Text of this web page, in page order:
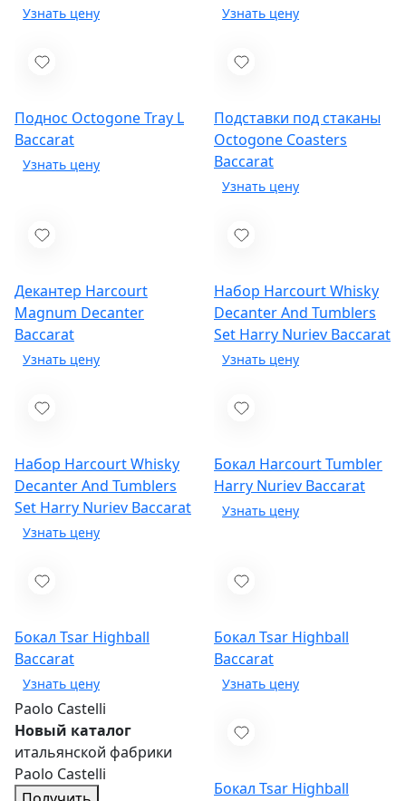
Поднос Octogone Tray L
Baccarat
Подставки под стаканы
Octogone Coasters
Baccarat
Декантер Harcourt
Magnum Decanter
Baccarat
Набор Harcourt Whisky
Decanter And Tumblers
Set Harry Nuriev Baccarat
Набор Harcourt Whisky
Decanter And Tumblers
Set Harry Nuriev Baccarat
Бокал Harcourt Tumbler
Harry Nuriev Baccarat
Бокал Tsar Highball
Baccarat
Бокал Tsar Highball
Baccarat
Paolo Castelli
Новый каталог
итальянской фабрики
Paolo Castelli
Бокал Tsar Highball